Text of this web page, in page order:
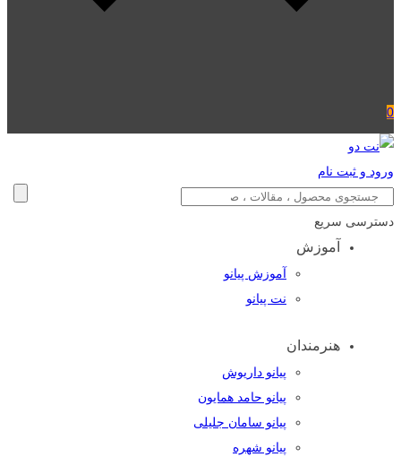
0
ورود و ثبت نام
دسترسی سریع
آموزش
آموزش پیانو
نت پیانو
هنرمندان
پیانو داریوش
پیانو حامد همایون
پیانو سامان جلیلی
پیانو شهره